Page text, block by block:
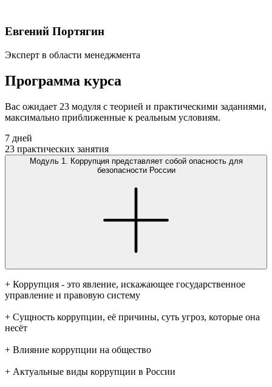
Евгений Портягин
Эксперт в области менеджмента
Программа курса
Вас ожидает 23 модуля с теорией и практическими заданиями,
максимально приближенные к реальным условиям.
7 дней
23 практических занятия
Модуль 1. Коррупция представляет собой опасность для
безопасности России
+ Коррупция - это явление, искажающее государственное
управление и правовую систему
+ Сущность коррупции, её причины, суть угроз, которые она
несёт
+ Влияние коррупции на общество
+ Актуальные виды коррупции в России